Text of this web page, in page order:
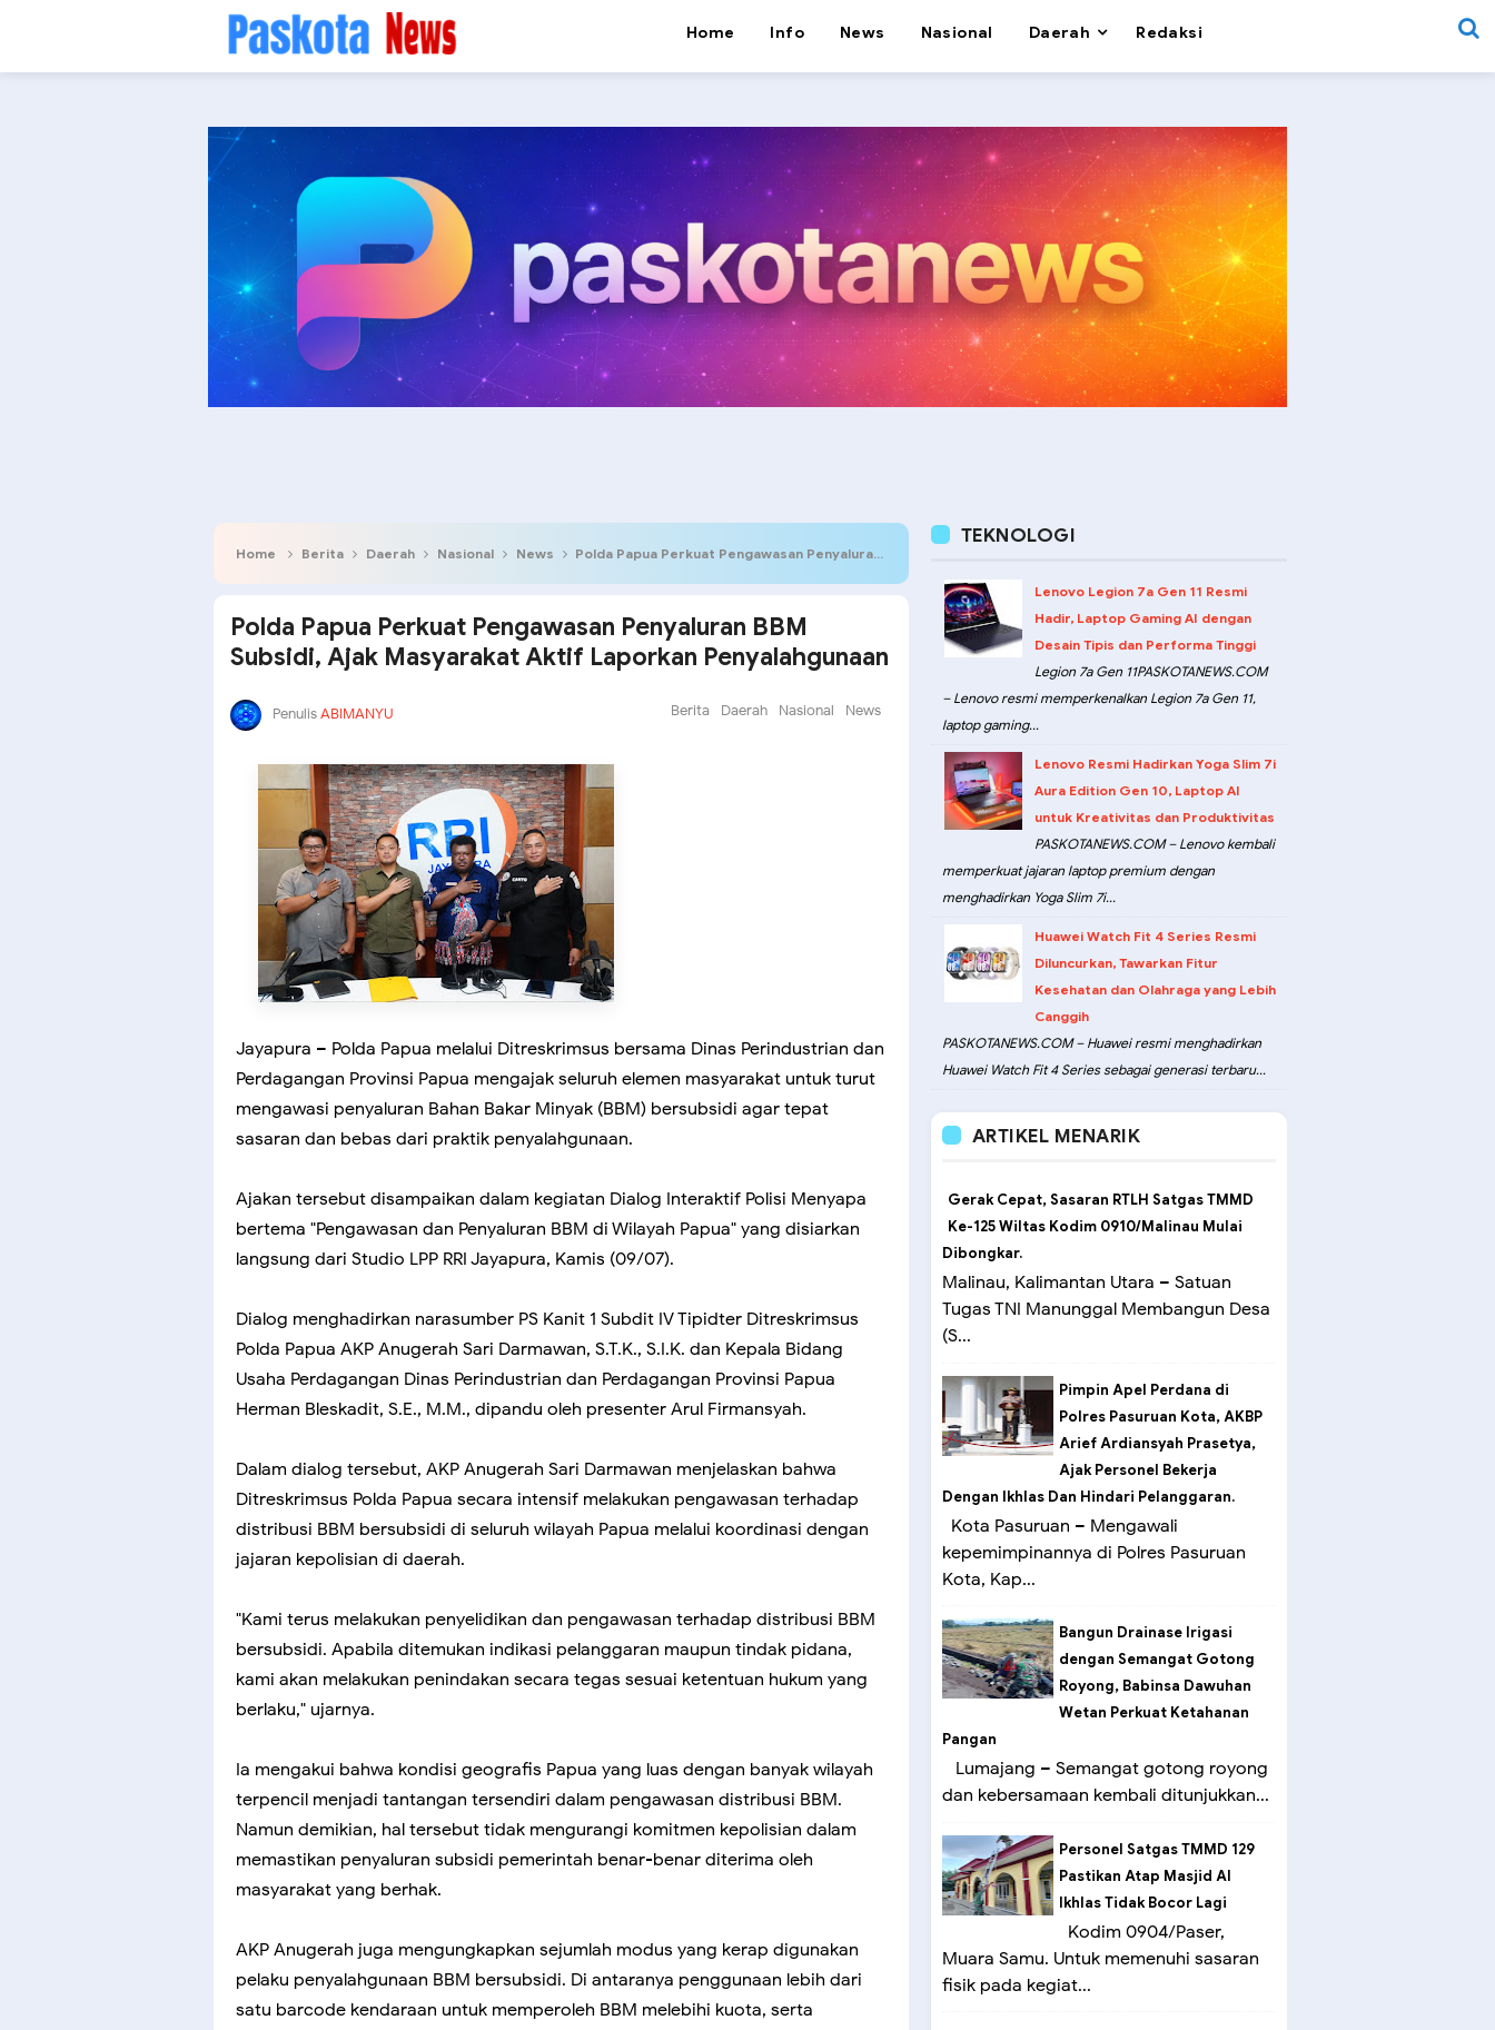
Home Info News Nasional Daerah Redaksi
Home Berita Daerah Nasional News Polda Papua Perkuat Pengawasan Penyaluran BBM Subsidi, Ajak Masyarakat Aktif Laporkan Penyalahgunaan
Polda Papua Perkuat Pengawasan Penyaluran BBM
Subsidi, Ajak Masyarakat Aktif Laporkan Penyalahgunaan
PenulisABIMANYU Berita Daerah Nasional News
Jayapura – Polda Papua melalui Ditreskrimsus bersama Dinas Perindustrian dan
Perdagangan Provinsi Papua mengajak seluruh elemen masyarakat untuk turut
mengawasi penyaluran Bahan Bakar Minyak (BBM) bersubsidi agar tepat
sasaran dan bebas dari praktik penyalahgunaan.
Ajakan tersebut disampaikan dalam kegiatan Dialog Interaktif Polisi Menyapa
bertema "Pengawasan dan Penyaluran BBM di Wilayah Papua" yang disiarkan
langsung dari Studio LPP RRI Jayapura, Kamis (09/07).
Dialog menghadirkan narasumber PS Kanit 1 Subdit IV Tipidter Ditreskrimsus
Polda Papua AKP Anugerah Sari Darmawan, S.T.K., S.I.K. dan Kepala Bidang
Usaha Perdagangan Dinas Perindustrian dan Perdagangan Provinsi Papua
Herman Bleskadit, S.E., M.M., dipandu oleh presenter Arul Firmansyah.
Dalam dialog tersebut, AKP Anugerah Sari Darmawan menjelaskan bahwa
Ditreskrimsus Polda Papua secara intensif melakukan pengawasan terhadap
distribusi BBM bersubsidi di seluruh wilayah Papua melalui koordinasi dengan
jajaran kepolisian di daerah.
"Kami terus melakukan penyelidikan dan pengawasan terhadap distribusi BBM
bersubsidi. Apabila ditemukan indikasi pelanggaran maupun tindak pidana,
kami akan melakukan penindakan secara tegas sesuai ketentuan hukum yang
berlaku," ujarnya.
Ia mengakui bahwa kondisi geografis Papua yang luas dengan banyak wilayah
terpencil menjadi tantangan tersendiri dalam pengawasan distribusi BBM.
Namun demikian, hal tersebut tidak mengurangi komitmen kepolisian dalam
memastikan penyaluran subsidi pemerintah benar-benar diterima oleh
masyarakat yang berhak.
AKP Anugerah juga mengungkapkan sejumlah modus yang kerap digunakan
pelaku penyalahgunaan BBM bersubsidi. Di antaranya penggunaan lebih dari
satu barcode kendaraan untuk memperoleh BBM melebihi kuota, serta
TEKNOLOGI
Lenovo Legion 7a Gen 11 Resmi
Hadir, Laptop Gaming AI dengan
Desain Tipis dan Performa Tinggi
Legion 7a Gen 11PASKOTANEWS.COM
– Lenovo resmi memperkenalkan Legion 7a Gen 11,
laptop gaming...
Lenovo Resmi Hadirkan Yoga Slim 7i
Aura Edition Gen 10, Laptop AI
untuk Kreativitas dan Produktivitas
PASKOTANEWS.COM – Lenovo kembali
memperkuat jajaran laptop premium dengan
menghadirkan Yoga Slim 7i...
Huawei Watch Fit 4 Series Resmi
Diluncurkan, Tawarkan Fitur
Kesehatan dan Olahraga yang Lebih
Canggih
PASKOTANEWS.COM – Huawei resmi menghadirkan
Huawei Watch Fit 4 Series sebagai generasi terbaru...
ARTIKEL MENARIK
Gerak Cepat, Sasaran RTLH Satgas TMMD
Ke-125 Wiltas Kodim 0910/Malinau Mulai
Dibongkar.
Malinau, Kalimantan Utara – Satuan
Tugas TNI Manunggal Membangun Desa
(S...
Pimpin Apel Perdana di
Polres Pasuruan Kota, AKBP
Arief Ardiansyah Prasetya,
Ajak Personel Bekerja
Dengan Ikhlas Dan Hindari Pelanggaran.
Kota Pasuruan – Mengawali
kepemimpinannya di Polres Pasuruan
Kota, Kap...
Bangun Drainase Irigasi
dengan Semangat Gotong
Royong, Babinsa Dawuhan
Wetan Perkuat Ketahanan
Pangan
Lumajang – Semangat gotong royong
dan kebersamaan kembali ditunjukkan...
Personel Satgas TMMD 129
Pastikan Atap Masjid Al
Ikhlas Tidak Bocor Lagi
Kodim 0904/Paser,
Muara Samu. Untuk memenuhi sasaran
fisik pada kegiat...